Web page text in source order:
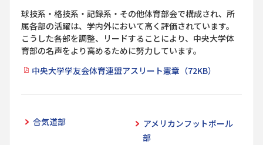
球技系・格技系・記録系・その他体育部会で構成され、所
属各部の活躍は、学内外において高く評価されています。
こうした各部を調整、リードすることにより、中央大学体
育部の名声をより高めるために努力しています。
中央大学学友会体育連盟アスリート憲章（72KB）
合気道部
アメリカンフットボール
部